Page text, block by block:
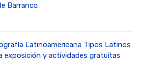
Barranco
Latinoamericana Tipos Latinos
exposición y actividades gratuitas